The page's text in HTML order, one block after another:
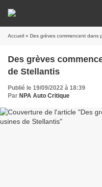
Accueil » Des grèves commencent dans
Des grèves
de Stellantis
Publié le 19/09/2022 à 18:39
Par NPA Auto Critique